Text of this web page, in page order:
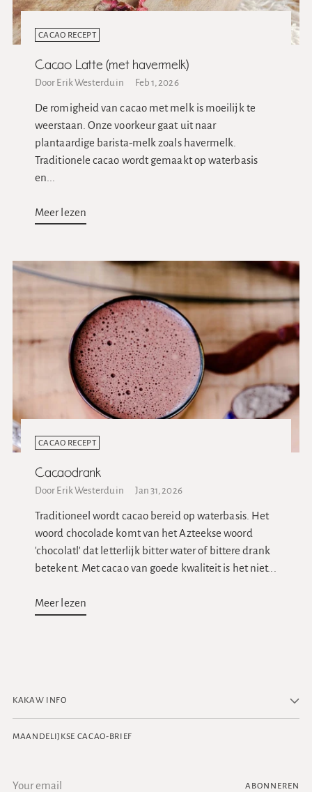
CACAO RECEPT
Cacao Latte (met havermelk)
Door Erik Westerduin Feb 1, 2026
De romigheid van cacao met melk is moeilijk te
weerstaan. Onze voorkeur gaat uit naar
plantaardige barista-melk zoals havermelk.
Traditionele cacao wordt gemaakt op waterbasis
en...
Meer lezen
CACAO RECEPT
Cacaodrank
Door Erik Westerduin Jan 31, 2026
Traditioneel wordt cacao bereid op waterbasis. Het
woord chocolade komt van het Azteekse woord
'chocolatl' dat letterlijk bitter water of bittere drank
betekent. Met cacao van goede kwaliteit is het niet...
Meer lezen
KAKAW INFO
MAANDELIJKSE CACAO-BRIEF
ABONNEREN